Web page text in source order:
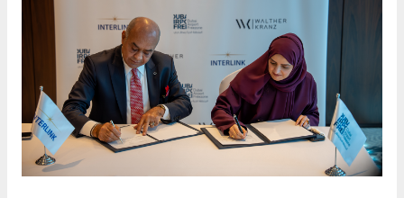
Yönetim Kurulu Başkanı Bessam Yıldırım “Bu iş birliği, CEPA
çerçevesiyle uyumlu olarak, Türk işletmelerine operasyonel
kolaylık, pazar erişimi ve Dubai’deki stratejik fırsatlardan
yararlanma imkanı sunuyor. DAFZ ile on iki yıllık ortaklığımız,
Türkiye’nin dinamik ekonomisini Dubai’nin küresel ticaret ağıyla
birleştirme gücümüzü pekiştiriyor ve sürdürülebilir büyümeye
katkı sağlayan bir köprü oluşturuyor.” dedi.